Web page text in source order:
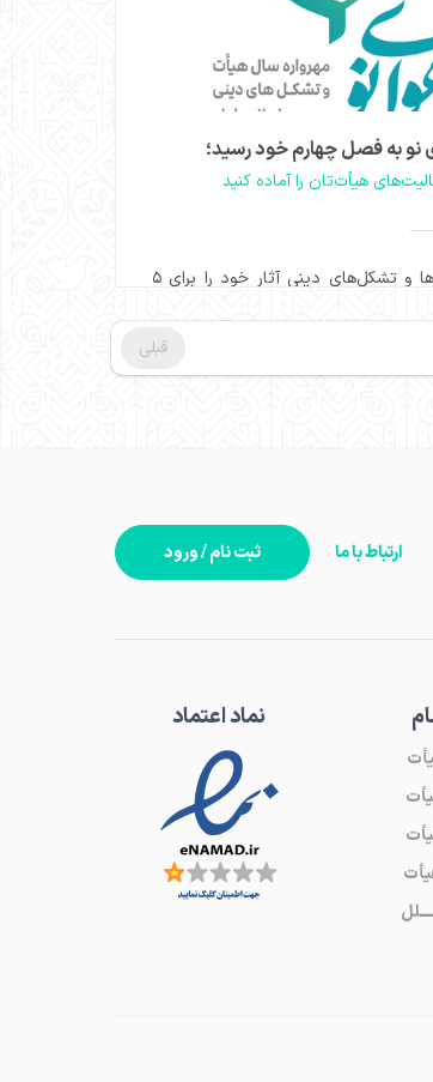
نو به فصل چهارم خود رسید؛
هیأت‌تان را آماده کنید
فعالان هیأت‌ها و تشکل‌های دینی آثار خود را برای ۵
قبلی
ثبت نام / ورود ارتباط با ما
نماد اعتماد